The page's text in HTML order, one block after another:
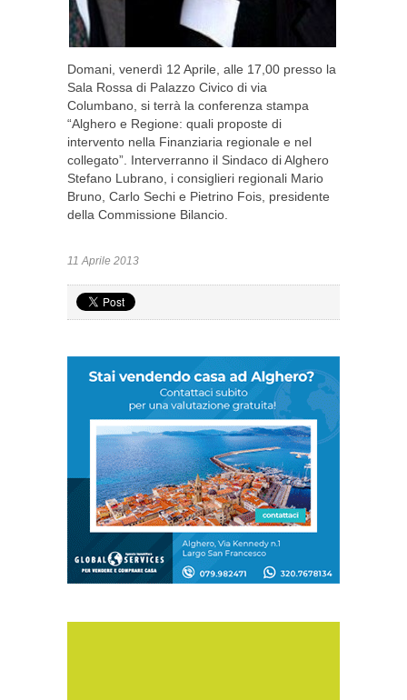
Domani, venerdì 12 Aprile, alle 17,00 presso la
Sala Rossa di Palazzo Civico di via
Columbano, si terrà la conferenza stampa
“Alghero e Regione: quali proposte di
intervento nella Finanziaria regionale e nel
collegato”. Interverranno il Sindaco di Alghero
Stefano Lubrano, i consiglieri regionali Mario
Bruno, Carlo Sechi e Pietrino Fois, presidente
della Commissione Bilancio.
11 Aprile 2013